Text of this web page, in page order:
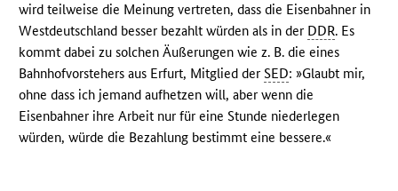
wird teilweise die Meinung vertreten, dass die Eisenbahner in
Westdeutschland besser bezahlt würden als in der DDR. Es
kommt dabei zu solchen Äußerungen wie z. B. die eines
Bahnhofvorstehers aus Erfurt, Mitglied derSED: »Glaubt mir,
ohne dass ich jemand aufhetzen will, aber wenn die
Eisenbahner ihre Arbeit nur für eine Stunde niederlegen
würden, würde die Bezahlung bestimmt eine bessere.«